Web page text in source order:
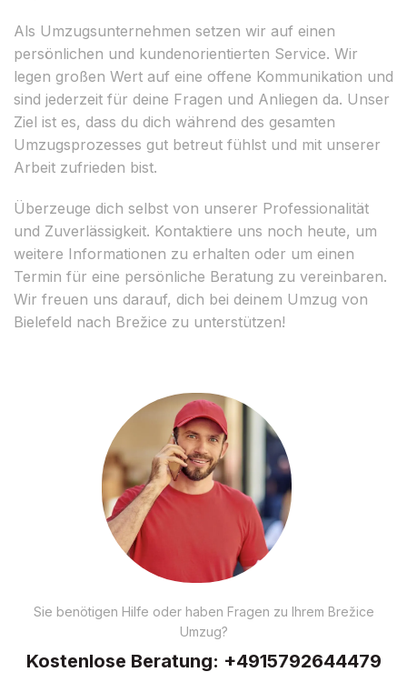
Als Umzugsunternehmen setzen wir auf einen
persönlichen und kundenorientierten Service. Wir
legen großen Wert auf eine offene Kommunikation und
sind jederzeit für deine Fragen und Anliegen da. Unser
Ziel ist es, dass du dich während des gesamten
Umzugsprozesses gut betreut fühlst und mit unserer
Arbeit zufrieden bist.
Überzeuge dich selbst von unserer Professionalität
und Zuverlässigkeit. Kontaktiere uns noch heute, um
weitere Informationen zu erhalten oder um einen
Termin für eine persönliche Beratung zu vereinbaren.
Wir freuen uns darauf, dich bei deinem Umzug von
Bielefeld nach Brežice zu unterstützen!
Sie benötigen Hilfe oder haben Fragen zu Ihrem Brežice
Umzug?
Kostenlose Beratung: +4915792644479